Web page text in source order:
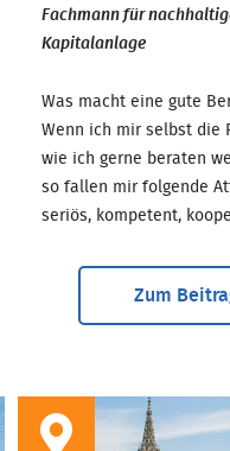
Fachmann für
Kapitalanlage
Was macht eine gute
Wenn ich mir selbst die
wie ich gerne beraten
so fallen mir folgende
seriös, kompetent,
Zum